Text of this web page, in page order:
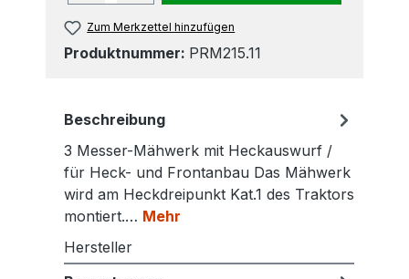
Zum Merkzettel hinzufügen
Produktnummer: PRM215.11
Beschreibung
3 Messer-Mähwerk mit Heckauswurf /
für Heck- und Frontanbau Das Mähwerk
wird am Heckdreipunkt Kat.1 des Traktors
montiert.… Mehr
Hersteller